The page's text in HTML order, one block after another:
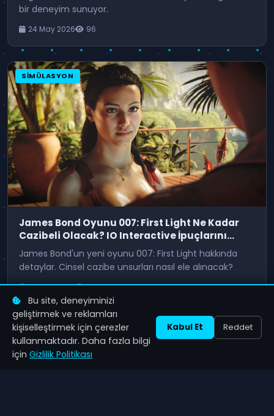
bir deneyim sunuyor.
24 May 2026 96
SIMÜLASYON
James Bond Oyunu 007: First Light Ne Kadar
Cazibeli Olacak? IO Interactive İpuçlarını
Paylaşıyor
James Bond'un yeni oyunu 007: First Light hakkında
detaylar. Cinsel cazibe unsurları nasıl ele alınacak?
24 May 2026 103
1 2 3
Bu site, deneyiminizi
geliştirmek ve reklamları
kişiselleştirmek için çerezler
kullanmaktadır. Daha fazla bilgi
için Gizlilik Politikası
Kabul Et Reddet